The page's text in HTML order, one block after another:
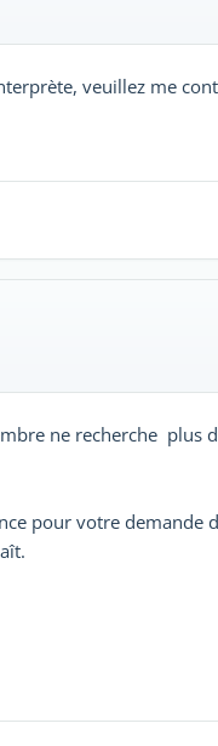
veuillez me
ne recherche plus
pour votre demande